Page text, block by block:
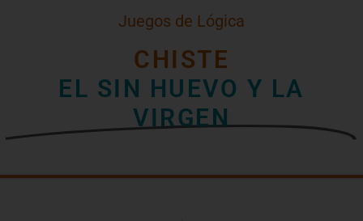
Juegos de Lógica
CHISTE
EL SIN HUEVO Y LA
VIRGEN